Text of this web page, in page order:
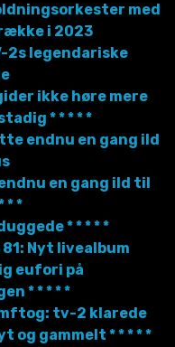
med
i 2023
2s legendariske
ikke høre mere
* * * * *
endnu en gang ild
en gang ild til
* *
* * * * *
Nyt livealbum
eufori på
* * * * *
tv-2 klarede
og gammelt * * * * *